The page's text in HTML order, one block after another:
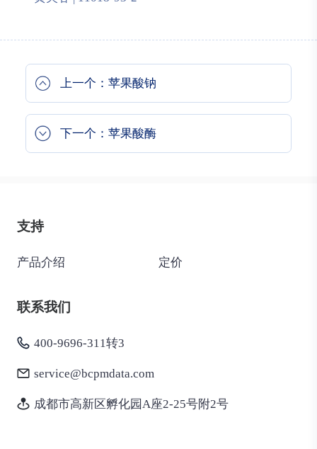
上一个：苹果酸钠
下一个：苹果酸酶
支持
产品介绍 定价
联系我们
400-9696-311转3
service@bcpmdata.com
成都市高新区孵化园A座2-25号附2号